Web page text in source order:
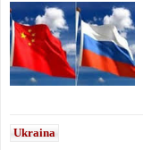
Ukraina